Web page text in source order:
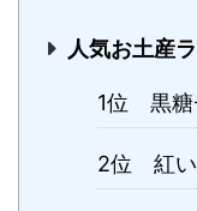
人気お土産
1位 黒糖
2位 紅い